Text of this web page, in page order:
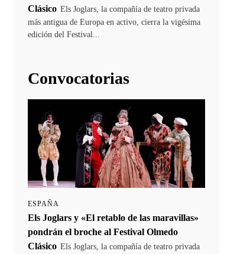
Clásico Els Joglars, la compañía de teatro privada
más antigua de Europa en activo, cierra la vigésima
edición del Festival...
Convocatorias
ESPAÑA
Els Joglars y «El retablo de las maravillas»
pondrán el broche al Festival Olmedo
Clásico Els Joglars, la compañía de teatro privada